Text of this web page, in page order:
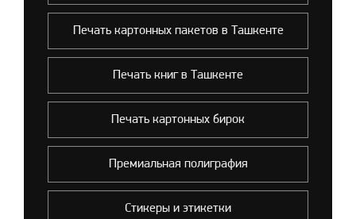
Печать картонных пакетов в Ташкенте
Печать книг в Ташкенте
Печать картонных бирок
Премиальная полиграфия
Стикеры и этикетки